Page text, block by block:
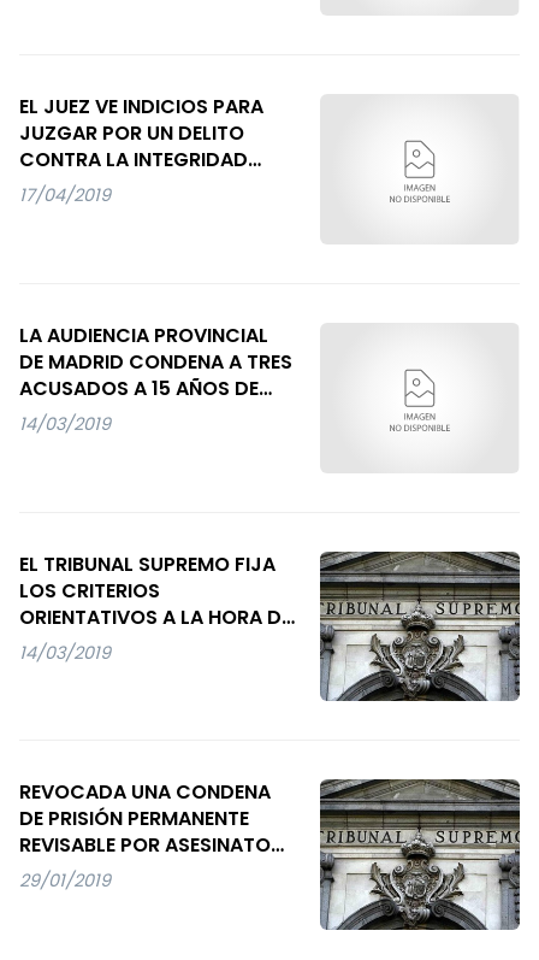
EL JUEZ VE INDICIOS PARA
JUZGAR POR UN DELITO
CONTRA LA INTEGRIDAD
MORAL AL RESPONSABLE DEL
"TOUR DE LA MANADA"
17/04/2019
LA AUDIENCIA PROVINCIAL
DE MADRID CONDENA A TRES
ACUSADOS A 15 AÑOS DE
PRISIÓN POR UN DELITO DE
AGRESIÓN SEXUAL
14/03/2019
EL TRIBUNAL SUPREMO FIJA
LOS CRITERIOS
ORIENTATIVOS A LA HORA DE
VALORAR LA DECLARACIÓN
DE UNA VÍCTIMA EN UN
14/03/2019
REVOCADA UNA CONDENA
DE PRISIÓN PERMANENTE
REVISABLE POR ASESINATO
DEBIDO A UNA APLICACIÓN
INDEBIDA DE UNA
29/01/2019